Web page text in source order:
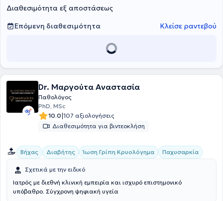
ελληνικά και διεθνή συνέδρια και περιοδικά. Το παθολογικό
θεραπεία για την προαγωγή της υγείας και αντιμετωπίζονται
σακχαρώδη διαβήτη, την υπέρταση, τις λοιμώξεις και τα
Διαθεσιμότητα εξ αποστάσεως
Επόμενη διαθεσιμότητα
Κλείσε ραντεβού
Dr. Μαργούτα Αναστασία
Παθολόγος
PhD, MSc
10.0|107 αξιολογήσεις
Διαθεσιμότητα για βιντεοκλήση
Βήχας Διαβήτης Ίωση Γρίπη Κρυολόγημα Παχυσαρκία
Σχετικά με την ειδικό
Ιατρός με διεθνή κλινική εμπειρία και ισχυρό επιστημονικό
υπόβαθρο. Σύγχρονη ψηφιακή υγεία